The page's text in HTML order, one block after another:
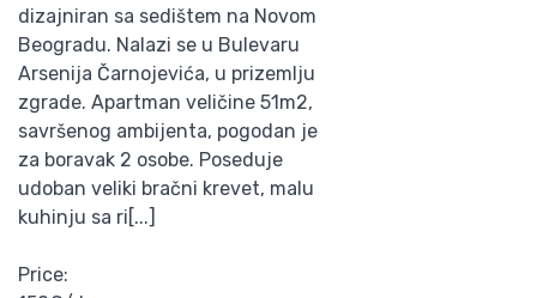
dizajniran sa sedištem na Novom
Beogradu. Nalazi se u Bulevaru
Arsenija Čarnojevića, u prizemlju
zgrade. Apartman veličine 51m2,
savršenog ambijenta, pogodan je
za boravak 2 osobe. Poseduje
udoban veliki bračni krevet, malu
kuhinju sa ri[...]
Price: